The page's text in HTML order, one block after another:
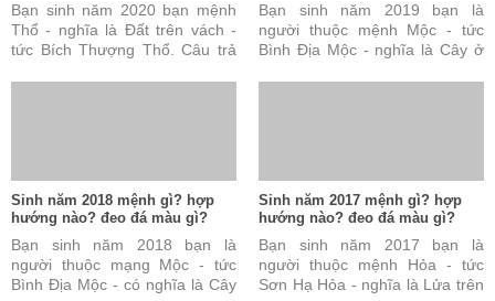
Bạn sinh năm 2020 bạn mệnh
Thổ - nghĩa là Đất trên vách -
tức Bích Thượng Thổ. Câu trả
Bạn sinh năm 2019 bạn là
người thuộc mệnh Mộc - tức
Bình Địa Mộc - nghĩa là Cây ở
Sinh năm 2018 mệnh gì? hợp
hướng nào? đeo đá màu gì?
Bạn sinh năm 2018 bạn là
người thuộc mạng Mộc - tức
Bình Địa Mộc - có nghĩa là Cây
Sinh năm 2017 mệnh gì? hợp
hướng nào? đeo đá màu gì?
Bạn sinh năm 2017 bạn là
người thuộc mệnh Hỏa - tức
Sơn Hạ Hỏa - nghĩa là Lửa trên